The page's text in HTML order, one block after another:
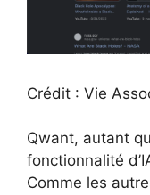
Crédit : Vie
Qwant, autant
fonctionnalité
Comme les